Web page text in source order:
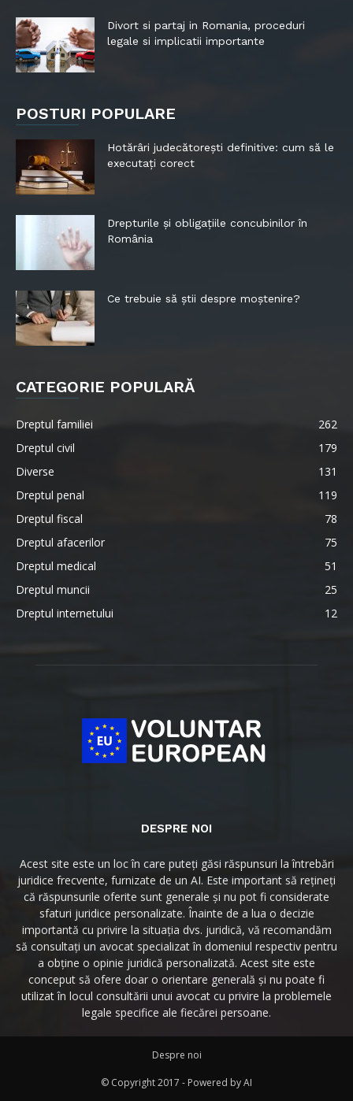
Divort si partaj in Romania, proceduri
legale si implicatii importante
POSTURI POPULARE
Hotărâri judecătorești definitive: cum să le
executați corect
Drepturile și obligațiile concubinilor în
România
Ce trebuie să știi despre moștenire?
CATEGORIE POPULARĂ
Dreptul familiei
262
Dreptul civil
179
Diverse
131
Dreptul penal
119
Dreptul fiscal
78
Dreptul afacerilor
75
Dreptul medical
51
Dreptul muncii
25
Dreptul internetului
12
DESPRE NOI
Acest site este un loc în care puteți găsi răspunsuri la întrebări
juridice frecvente, furnizate de un AI. Este important să rețineți
că răspunsurile oferite sunt generale și nu pot fi considerate
sfaturi juridice personalizate. Înainte de a lua o decizie
importantă cu privire la situația dvs. juridică, vă recomandăm
să consultați un avocat specializat în domeniul respectiv pentru
a obține o opinie juridică personalizată. Acest site este
conceput să ofere doar o orientare generală și nu poate fi
utilizat în locul consultării unui avocat cu privire la problemele
legale specifice ale fiecărei persoane.
Despre noi
© Copyright 2017 - Powered by AI